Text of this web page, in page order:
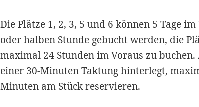
Die Plätze 1, 2, 3, 5 und 6 können 5 Tage
oder halben Stunde gebucht werden, die
maximal 24 Stunden im Voraus zu
einer 30-Minuten Taktung hinterlegt,
Minuten am Stück reservieren.